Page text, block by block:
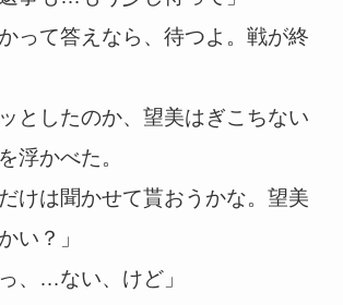
って答えなら、待つよ。戦が終
としたのか、望美はぎこちない
浮かべた。
けは聞かせて貰おうかな。望美
い？」
、…ない、けど」